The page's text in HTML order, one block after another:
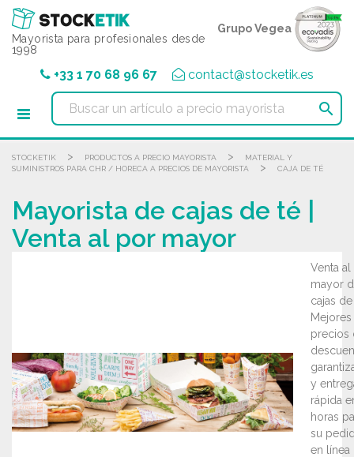
Mayorista para profesionales desde
1998
Grupo Vegea
+33 1 70 68 96 67 contact@stocketik.es

STOCKETIK > PRODUCTOS A PRECIO MAYORISTA >
MATERIAL Y
SUMINISTROS PARA CHR / HORECA A PRECIOS DE MAYORISTA
> CAJA DE TÉ
Mayorista de cajas de té |
Venta al por mayor
Venta
mayor
cajas
Mejores
precios
y
rápida
horas
su
en línea
Panel de gestión de cookies